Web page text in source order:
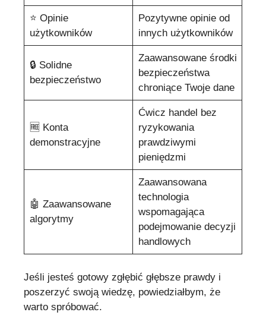
⭐️ Opinie
użytkowników
Pozytywne opinie od
innych użytkowników
🔒 Solidne
bezpieczeństwo
Zaawansowane środki
bezpieczeństwa
chroniące Twoje dane
🆓 Konta
demonstracyjne
Ćwicz handel bez
ryzykowania
prawdziwymi
pieniędzmi
🤖 Zaawansowane
algorytmy
Zaawansowana
technologia
wspomagająca
podejmowanie decyzji
handlowych
Jeśli jesteś gotowy zgłębić głębsze prawdy i
poszerzyć swoją wiedzę, powiedziałbym, że
warto spróbować.